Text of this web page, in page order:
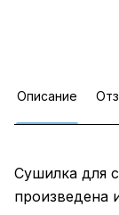
Описание
Сушилка для
произведена